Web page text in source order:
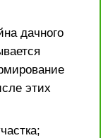
дачного
этих